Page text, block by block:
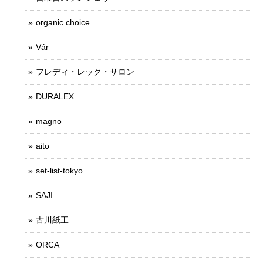
organic choice
Vár
フレディ・レック・サロン
DURALEX
magno
aito
set-list-tokyo
SAJI
古川紙工
ORCA